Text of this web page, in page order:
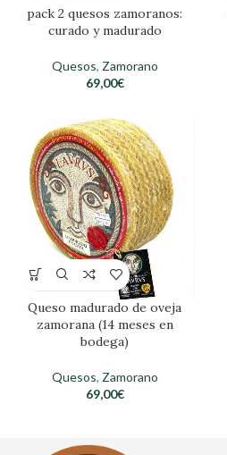
pack 2 quesos zamoranos:
curado y madurado
Quesos, Zamorano
69,00€
Queso madurado de oveja
zamorana (14 meses en
bodega)
Quesos, Zamorano
69,00€